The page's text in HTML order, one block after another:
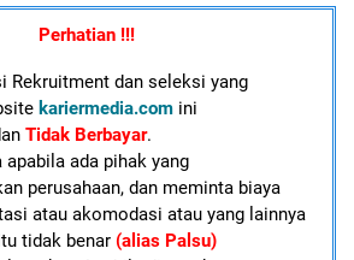
Perhatian !!!
Rekruitment dan seleksi yang
kariermedia.comini
Tidak Berbayar.
ada pihak yang
perusahaan, dan meminta biaya
atau akomodasi atau yang lainnya
tidak benar (alias Palsu)